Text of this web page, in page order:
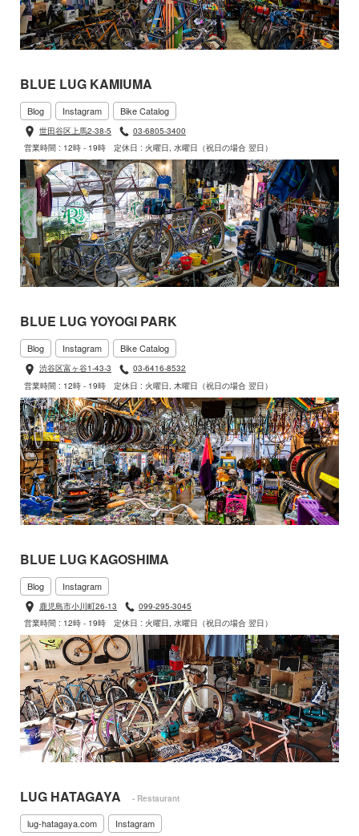
BLUE LUG KAMIUMA
Blog Instagram Bike Catalog
世田谷区上馬2-38-5
03-6805-3400
営業時間 : 12時 - 19時
定休日 : 火曜日, 水曜日（祝日の場合 翌日）
BLUE LUG YOYOGI PARK
Blog Instagram Bike Catalog
渋谷区富ヶ谷1-43-3
03-6416-8532
営業時間 : 12時 - 19時
定休日 : 火曜日, 木曜日（祝日の場合 翌日）
BLUE LUG KAGOSHIMA
Blog Instagram
鹿児島市小川町26-13
099-295-3045
営業時間 : 12時 - 19時
定休日 : 火曜日, 水曜日（祝日の場合 翌日）
LUG HATAGAYA - Restaurant
lug-hatagaya.com Instagram